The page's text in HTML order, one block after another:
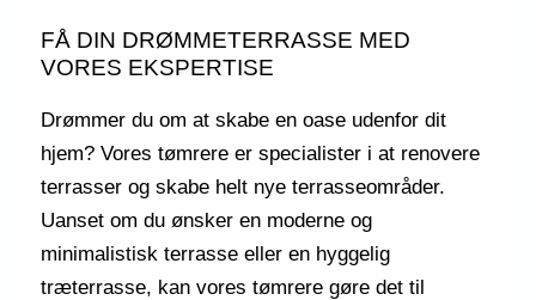
FÅ DIN DRØMMETERRASSE MED
VORES EKSPERTISE
Drømmer du om at skabe en oase udenfor dit
hjem? Vores tømrere er specialister i at renovere
terrasser og skabe helt nye terrasseområder.
Uanset om du ønsker en moderne og
minimalistisk terrasse eller en hyggelig
træterrasse, kan vores tømrere gøre det til